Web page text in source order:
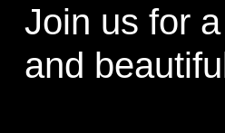
Join us for
and